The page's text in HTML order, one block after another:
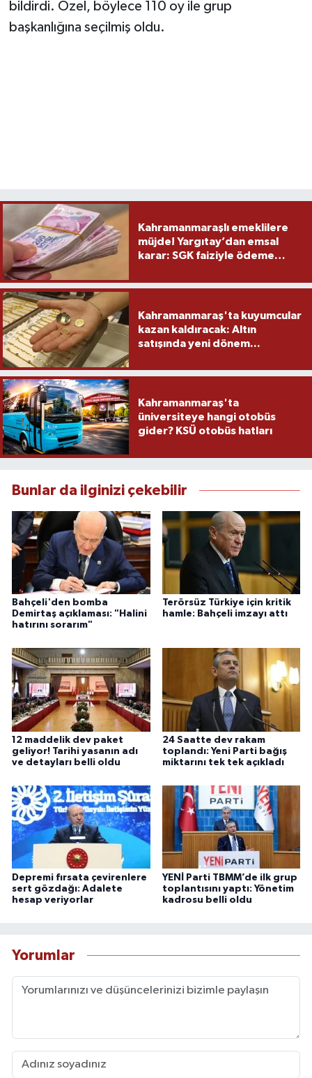
bildirdi. Özel, böylece 110 oy ile grup
başkanlığına seçilmiş oldu.
Kahramanmaraşlı emeklilere
müjde! Yargıtay’dan emsal
karar: SGK faiziyle ödeme
Kahramanmaraş'ta kuyumcular
kazan kaldıracak: Altın
satışında yeni dönem...
Kahramanmaraş'ta
üniversiteye hangi otobüs
gider? KSÜ otobüs hatları
Bunlar da ilginizi çekebilir
Bahçeli'den bomba
Demirtaş açıklaması: "Halini
hatırını sorarım"
Terörsüz Türkiye için kritik
hamle: Bahçeli imzayı attı
12 maddelik dev paket
geliyor! Tarihi yasanın adı
ve detayları belli oldu
24 Saatte dev rakam
toplandı: Yeni Parti bağış
miktarını tek tek açıkladı
Depremi fırsata çevirenlere
sert gözdağı: Adalete
hesap veriyorlar
YENİ Parti TBMM’de ilk grup
toplantısını yaptı: Yönetim
kadrosu belli oldu
Yorumlar